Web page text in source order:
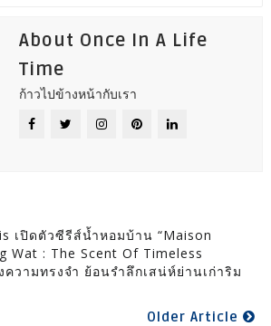
About Once In A Life
Time
ก้าวไปข้างหน้ากับเรา
เปิดตัวซีรีส์น้ำหอมบ้าน “Maison
Wat : The Scent Of Timeless
วามทรงจำ ย้อนรำลึกเสน่ห์ย่านเก่าริม
Older Article